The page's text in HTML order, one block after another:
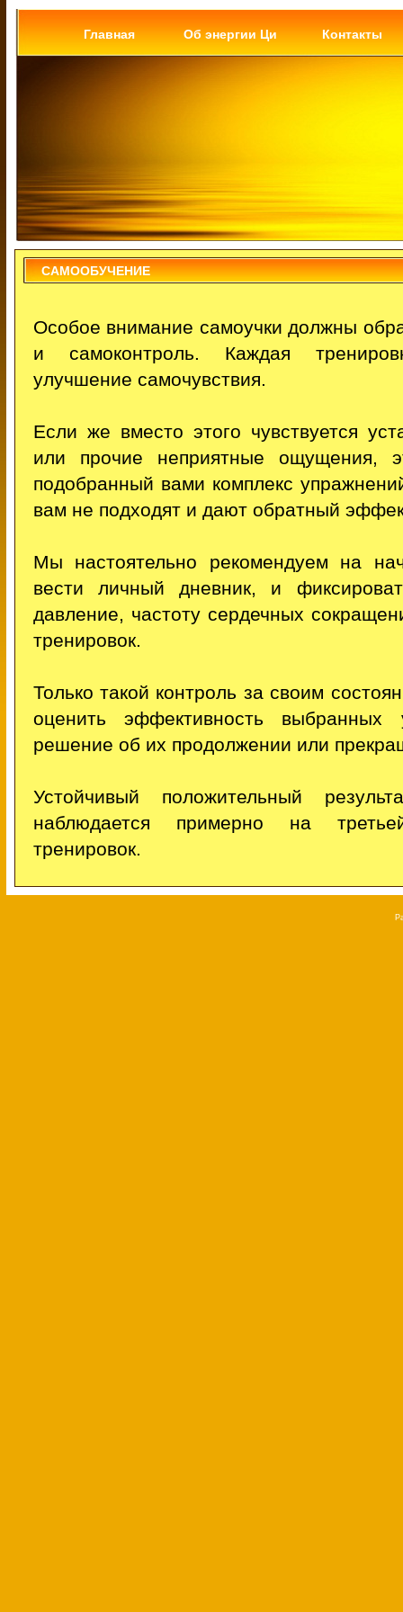
Главная Об энергии Ци Контакты
САМООБУЧЕНИЕ
Особое внимание самоучки должны
и самоконтроль. Каждая
улучшение самочувствия.
Если же вместо этого чувствуется
или прочие неприятные ощущения,
подобранный вами комплекс
вам не подходят и дают обратный
Мы настоятельно рекомендуем на
вести личный дневник, и
давление, частоту сердечных
тренировок.
Только такой контроль за своим
оценить эффективность выбранных
решение об их продолжении или
Устойчивый положительный
наблюдается примерно на
тренировок.